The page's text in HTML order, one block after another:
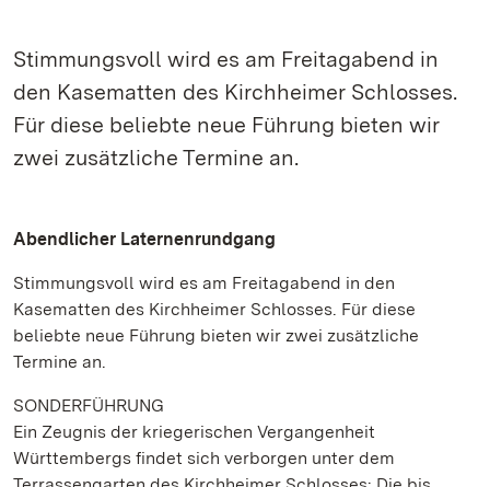
Stimmungsvoll wird es am Freitagabend in
den Kasematten des Kirchheimer Schlosses.
Für diese beliebte neue Führung bieten wir
zwei zusätzliche Termine an.
Abendlicher Laternenrundgang
Stimmungsvoll wird es am Freitagabend in den
Kasematten des Kirchheimer Schlosses. Für diese
beliebte neue Führung bieten wir zwei zusätzliche
Termine an.
SONDERFÜHRUNG
Ein Zeugnis der kriegerischen Vergangenheit
Württembergs findet sich verborgen unter dem